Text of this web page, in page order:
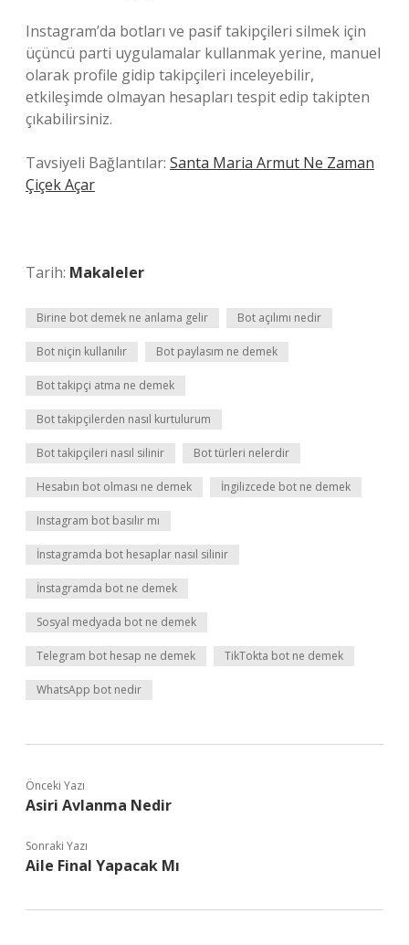
Instagram’da botları ve pasif takipçileri silmek için
üçüncü parti uygulamalar kullanmak yerine, manuel
olarak profile gidip takipçileri inceleyebilir,
etkileşimde olmayan hesapları tespit edip takipten
çıkabilirsiniz.
Tavsiyeli Bağlantılar: Santa Maria Armut Ne Zaman
Çiçek Açar
Tarih: Makaleler
Birine bot demek ne anlama gelir Bot açılımı nedir
Bot niçin kullanılır Bot paylasım ne demek
Bot takipçi atma ne demek
Bot takipçilerden nasıl kurtulurum
Bot takipçileri nasıl silinir Bot türleri nelerdir
Hesabın bot olması ne demek İngilizcede bot ne demek
Instagram bot basılır mı
İnstagramda bot hesaplar nasıl silinir
İnstagramda bot ne demek
Sosyal medyada bot ne demek
Telegram bot hesap ne demek TikTokta bot ne demek
WhatsApp bot nedir
Önceki Yazı
Asiri Avlanma Nedir
Sonraki Yazı
Aile Final Yapacak Mı